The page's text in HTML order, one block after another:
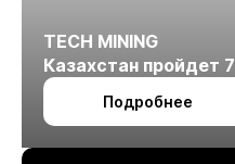
TECH MINING
Казахстан пройдет 7
октября в Алматы
Подробнее